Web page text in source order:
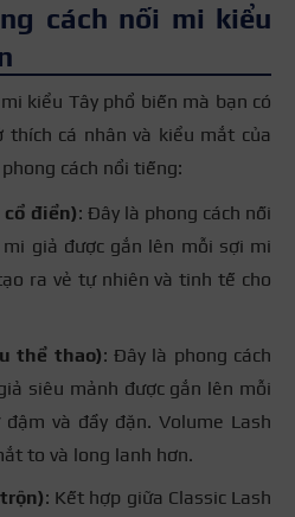
cách nối mi kiểu
kiểu Tây phổ biến mà bạn có
cá nhân và kiểu mắt của
cách nổi tiếng:
cổ điển): Đây là phong cách nối
giả được gắn lên mỗi sợi mi
ra vẻ tự nhiên và tinh tế cho
thể thao): Đây là phong cách
siêu mảnh được gắn lên mỗi
và đầy đặn. Volume Lash
to và long lanh hơn.
: Kết hợp giữa Classic Lash